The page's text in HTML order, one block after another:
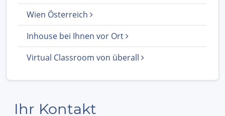
Wien Österreich
Inhouse bei Ihnen vor Ort
Virtual Classroom von überall
Ihr Kontakt